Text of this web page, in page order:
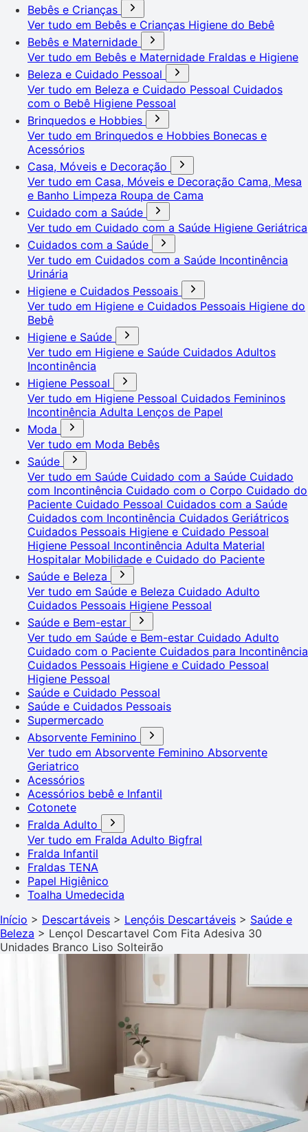
Bebês e Crianças
Ver tudo em Bebês e Crianças Higiene do Bebê
Bebês e Maternidade
Ver tudo em Bebês e Maternidade Fraldas e Higiene
Beleza e Cuidado Pessoal
Ver tudo em Beleza e Cuidado Pessoal Cuidados
com o Bebê Higiene Pessoal
Brinquedos e Hobbies
Ver tudo em Brinquedos e Hobbies Bonecas e
Acessórios
Casa, Móveis e Decoração
Ver tudo em Casa, Móveis e Decoração Cama, Mesa
e Banho Limpeza Roupa de Cama
Cuidado com a Saúde
Ver tudo em Cuidado com a Saúde Higiene Geriátrica
Cuidados com a Saúde
Ver tudo em Cuidados com a Saúde Incontinência
Urinária
Higiene e Cuidados Pessoais
Ver tudo em Higiene e Cuidados Pessoais Higiene do
Bebê
Higiene e Saúde
Ver tudo em Higiene e Saúde Cuidados Adultos
Incontinência
Higiene Pessoal
Ver tudo em Higiene Pessoal Cuidados Femininos
Incontinência Adulta Lenços de Papel
Moda
Ver tudo em Moda Bebês
Saúde
Ver tudo em Saúde Cuidado com a Saúde Cuidado
com Incontinência Cuidado com o Corpo Cuidado do
Paciente Cuidado Pessoal Cuidados com a Saúde
Cuidados com Incontinência Cuidados Geriátricos
Cuidados Pessoais Higiene e Cuidado Pessoal
Higiene Pessoal Incontinência Adulta Material
Hospitalar Mobilidade e Cuidado do Paciente
Saúde e Beleza
Ver tudo em Saúde e Beleza Cuidado Adulto
Cuidados Pessoais Higiene Pessoal
Saúde e Bem-estar
Ver tudo em Saúde e Bem-estar Cuidado Adulto
Cuidado com o Paciente Cuidados para Incontinência
Cuidados Pessoais Higiene e Cuidado Pessoal
Higiene Pessoal
Saúde e Cuidado Pessoal
Saúde e Cuidados Pessoais
Supermercado
Absorvente Feminino
Ver tudo em Absorvente Feminino Absorvente
Geriatrico
Acessórios
Acessórios bebê e Infantil
Cotonete
Fralda Adulto
Ver tudo em Fralda Adulto Bigfral
Fralda Infantil
Fraldas TENA
Papel Higiênico
Toalha Umedecida
Início > Descartáveis > Lençóis Descartáveis > Saúde e
Beleza > Lençol Descartavel Com Fita Adesiva 30
Unidades Branco Liso Solteirão